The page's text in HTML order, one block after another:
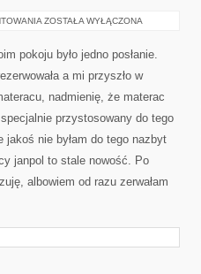
ŁÓŻKO
ZOSTAŁA WYŁĄCZONA
pokoju było jedno posłanie.
a mi przyszło w
nadmienię, że materac
przystosowany do tego
jakoś nie byłam do tego nazbyt
janpol to stale nowość. Po
albowiem od razu zerwałam